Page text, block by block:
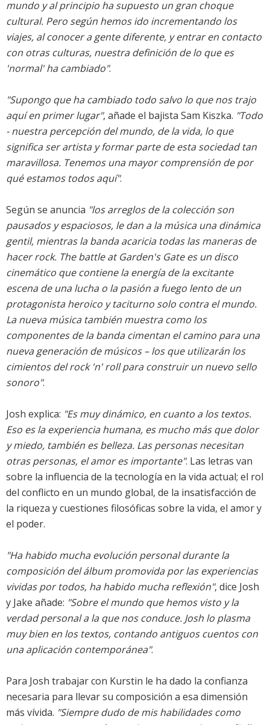
mundo y al principio ha supuesto un gran choque
cultural. Pero según hemos ido incrementando los
viajes, al conocer a gente diferente, y entrar en contacto
con otras culturas, nuestra definición de lo que es
'normal' ha cambiado".
"Supongo que ha cambiado todo salvo lo que nos trajo
aquí en primer lugar", añade el bajista Sam Kiszka. "Todo
- nuestra percepción del mundo, de la vida, lo que
significa ser artista y formar parte de esta sociedad tan
maravillosa. Tenemos una mayor comprensión de por
qué estamos todos aquí".
Según se anuncia "los arreglos de la colección son
pausados y espaciosos, le dan a la música una dinámica
gentil, mientras la banda acaricia todas las maneras de
hacer rock. The battle at Garden's Gate es un disco
cinemático que contiene la energía de la excitante
escena de una lucha o la pasión a fuego lento de un
protagonista heroico y taciturno solo contra el mundo.
La nueva música también muestra como los
componentes de la banda cimentan el camino para una
nueva generación de músicos – los que utilizarán los
cimientos del rock 'n' roll para construir un nuevo sello
sonoro".
Josh explica: "Es muy dinámico, en cuanto a los textos.
Eso es la experiencia humana, es mucho más que dolor
y miedo, también es belleza. Las personas necesitan
otras personas, el amor es importante". Las letras van
sobre la influencia de la tecnología en la vida actual; el rol
del conflicto en un mundo global, de la insatisfacción de
la riqueza y cuestiones filosóficas sobre la vida, el amor y
el poder.
"Ha habido mucha evolución personal durante la
composición del álbum promovida por las experiencias
vividas por todos, ha habido mucha reflexión", dice Josh
y Jake añade: "Sobre el mundo que hemos visto y la
verdad personal a la que nos conduce. Josh lo plasma
muy bien en los textos, contando antiguos cuentos con
una aplicación contemporánea".
Para Josh trabajar con Kurstin le ha dado la confianza
necesaria para llevar su composición a esa dimensión
más vívida. "Siempre dudo de mis habilidades como